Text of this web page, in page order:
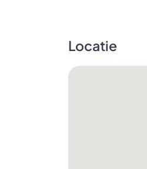
Locatie